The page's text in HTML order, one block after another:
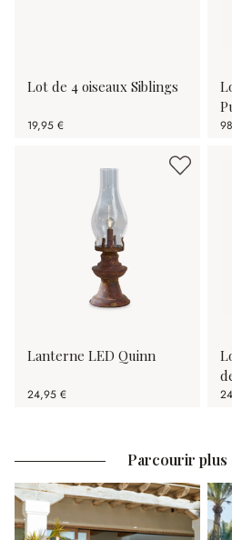
Lot de 4 oiseaux Siblings
19,95 €
Lanterne LED Quinn
24,95 €
Parcourir plus